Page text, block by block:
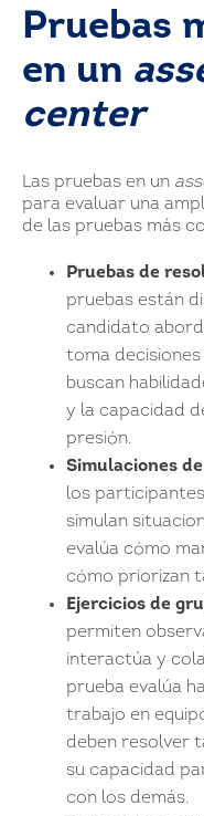
Pruebas
en un
center
Las pruebas en un
para evaluar una
de las pruebas más
Pruebas de
pruebas están
candidato
toma
buscan
y la capacidad
presión.
Simulaciones
los
simulan
evalúa cómo
cómo priorizan
Ejercicios de
permiten
interactúa y
prueba evalúa
trabajo en
deben resolver
su capacidad
con los demás.